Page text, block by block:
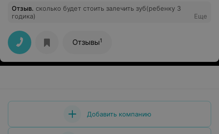
Отзыв. сколько будет стоить залечить зуб(ребенку 3
годика)
Еще
Отзывы1
Добавить компанию